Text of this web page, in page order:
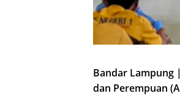
Bandar Lampung
dan Perempuan